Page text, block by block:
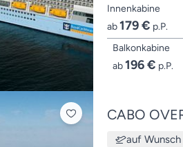
Innenkabine
ab179 € p.P.
Balkonkabine
ab196 € p.P.
CABO
auf